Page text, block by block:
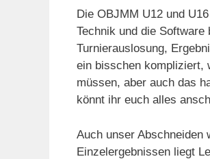
Die OBJMM U12 und
Technik und die
Turnierauslosung,
ein bisschen kompliziert,
müssen, aber auch das
könnt ihr euch alles
Auch unser Abschneiden
Einzelergebnissen liegt